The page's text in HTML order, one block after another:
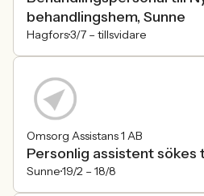
behandlingshem, Sunne
Hagfors3/7 – tillsvidare
Omsorg Assistans 1 AB
Personlig assistent sökes
Sunne19/2 – 18/8